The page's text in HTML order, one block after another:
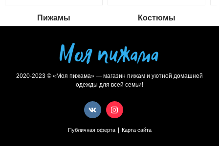
Пижамы Костюмы
2020-2023 © «Моя пижама» — магазин пижам и уютной домашней
одежды для всей семьи!
Публичная оферта Карта сайта